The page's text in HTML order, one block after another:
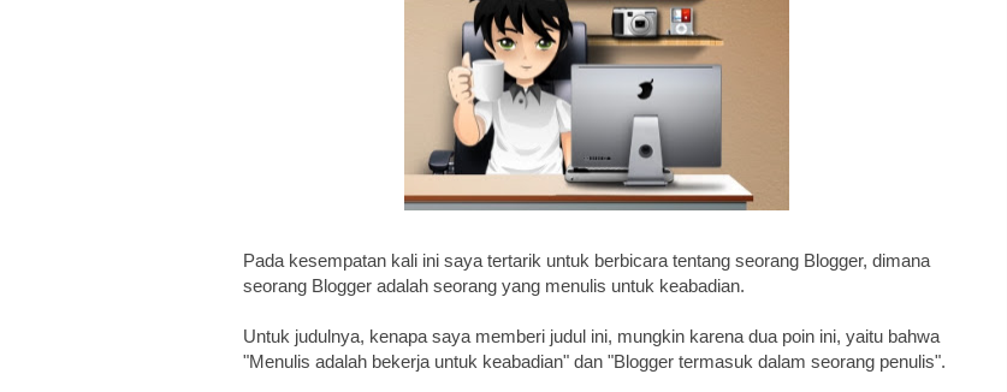
Pada kesempatan kali ini saya tertarik untuk berbicara tentang seorang Blogger, dimana
seorang Blogger adalah seorang yang menulis untuk keabadian.
Untuk judulnya, kenapa saya memberi judul ini, mungkin karena dua poin ini, yaitu bahwa
"Menulis adalah bekerja untuk keabadian" dan "Blogger termasuk dalam seorang penulis".